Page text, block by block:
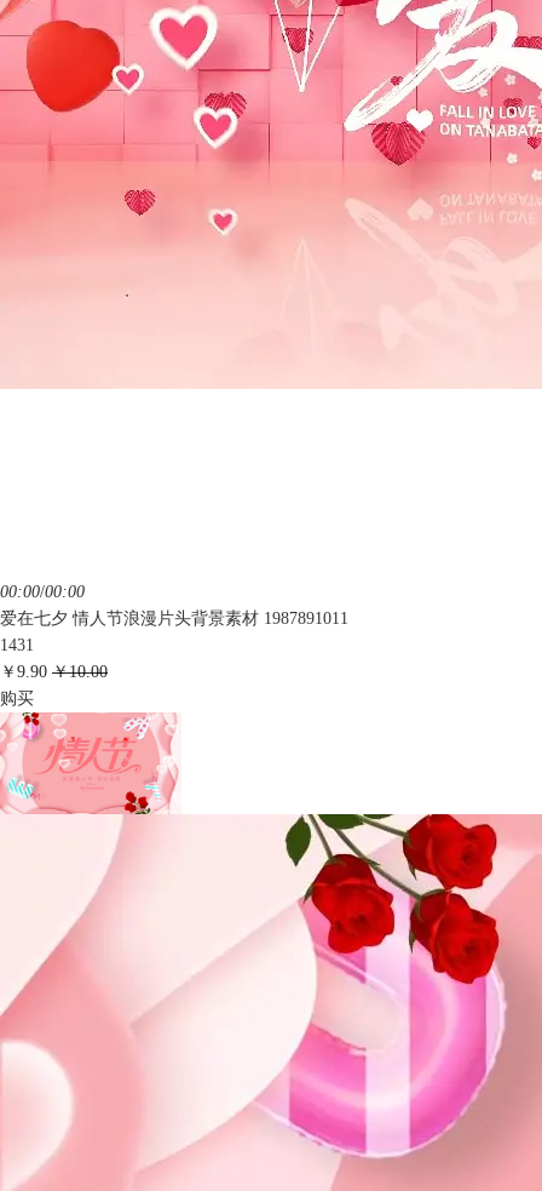
00:00/00:00
爱在七夕 情人节浪漫片头背景素材 1987891011
1431
￥9.90 ￥10.00
购买